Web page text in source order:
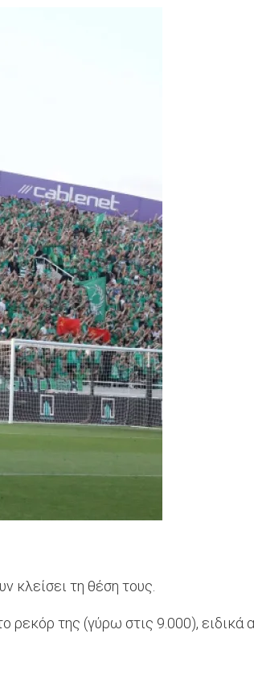
κλείσει τη θέση τους.
ρεκόρ της (γύρω στις 9.000),